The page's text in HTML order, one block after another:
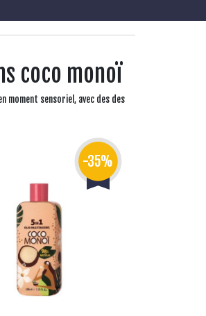
coco monoï
moment sensoriel, avec des des
-35%